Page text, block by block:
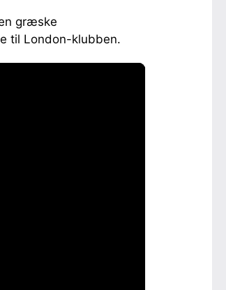
græske
til London-klubben.